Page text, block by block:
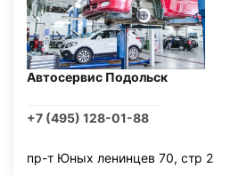
Автосервис Подольск
+7 (495) 128-01-88
пр-т Юных ленинцев 70, стр 2